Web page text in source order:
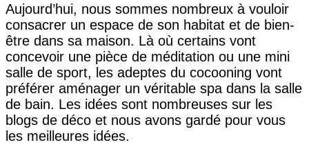
Aujourd’hui, nous sommes nombreux à vouloir
consacrer un espace de son habitat et de bien-
être dans sa maison. Là où certains vont
concevoir une pièce de méditation ou une mini
salle de sport, les adeptes du cocooning vont
préférer aménager un véritable spa dans la salle
de bain. Les idées sont nombreuses sur les
blogs de déco et nous avons gardé pour vous
les meilleures idées.